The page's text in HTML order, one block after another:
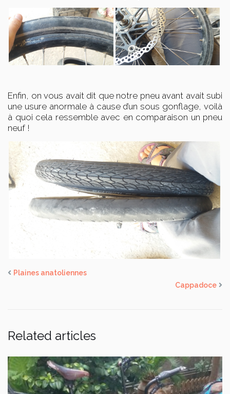
Enfin, on vous avait dit que notre pneu avant avait subi
une usure anormale à cause d’un sous gonflage, voilà
à quoi cela ressemble avec en comparaison un pneu
neuf !
Plaines anatoliennes
Cappadoce
Related articles